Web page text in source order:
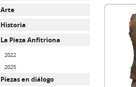
Arte
Historia
La Pieza Anfitriona
2022
2025
Piezas en diálogo